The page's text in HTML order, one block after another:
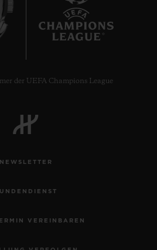
der UEFA Champions League
NEWSLETTER
VEREINBAREN